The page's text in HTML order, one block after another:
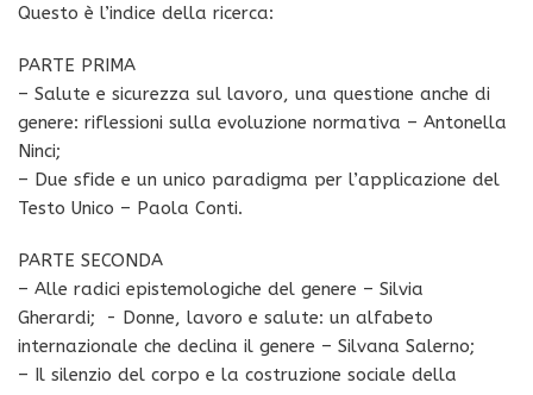
Questo è l’indice della ricerca:
PARTE PRIMA
– Salute e sicurezza sul lavoro, una questione anche di
genere: riflessioni sulla evoluzione normativa – Antonella
Ninci;
– Due sfide e un unico paradigma per l’applicazione del
Testo Unico – Paola Conti.
PARTE SECONDA
– Alle radici epistemologiche del genere – Silvia
Gherardi; - Donne, lavoro e salute: un alfabeto
internazionale che declina il genere – Silvana Salerno;
– Il silenzio del corpo e la costruzione sociale della